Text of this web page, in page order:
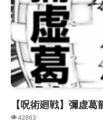
【呪術廻戦】彌虚葛
42863